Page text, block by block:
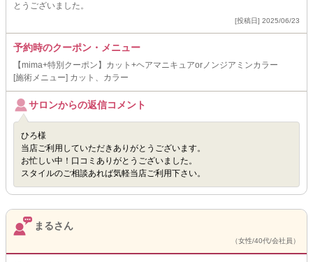
とうございました。
[投稿日] 2025/06/23
予約時のクーポン・メニュー
【mima+特別クーポン】カット+ヘアマニキュアorノンジアミンカラー
[施術メニュー] カット、カラー
サロンからの返信コメント
ひろ様
当店ご利用していただきありがとうございます。
お忙しい中！口コミありがとうございました。
スタイルのご相談あれば気軽当店ご利用下さい。
まるさん
（女性/40代/会社員）